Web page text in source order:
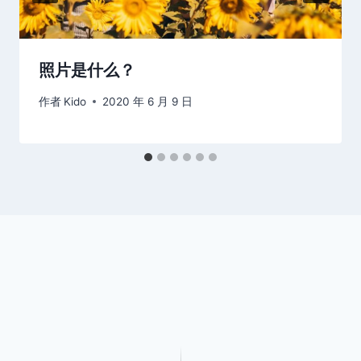
照片是什么？
作者 Kido 2020 年 6 月 9 日